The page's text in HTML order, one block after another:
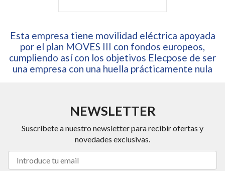
Esta empresa tiene movilidad eléctrica apoyada
por el plan MOVES III con fondos europeos,
cumpliendo así con los objetivos Elecpose de ser
una empresa con una huella prácticamente nula
NEWSLETTER
Suscríbete a nuestro newsletter para recibir ofertas y
novedades exclusivas.